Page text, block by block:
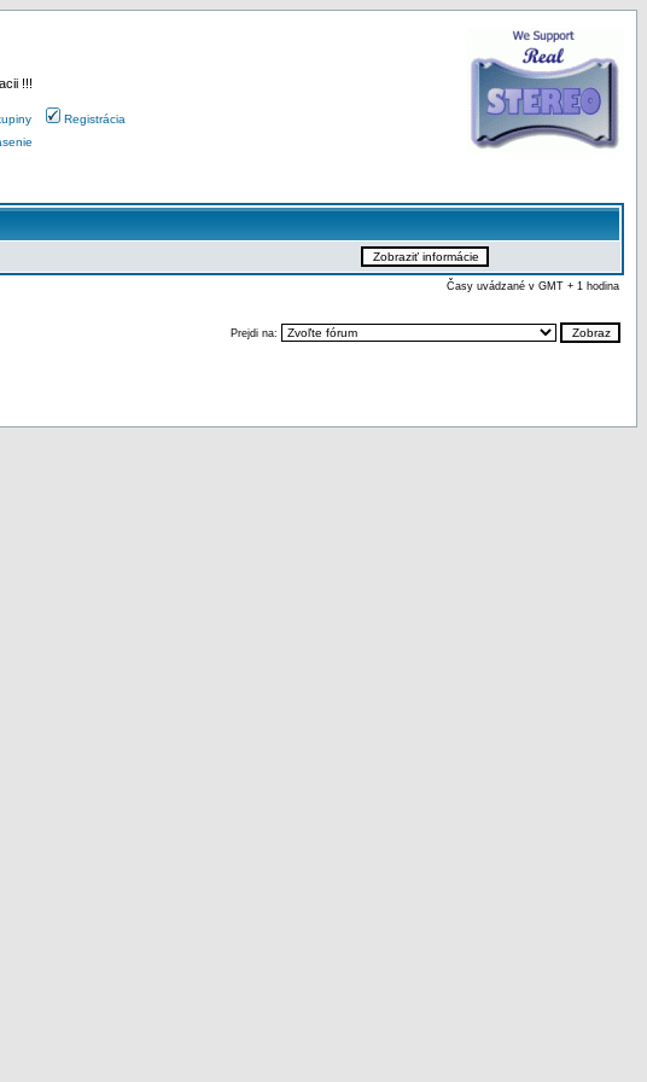
!!!
Registrácia
Časy uvádzané v GMT + 1 hodina
Prejdi na: